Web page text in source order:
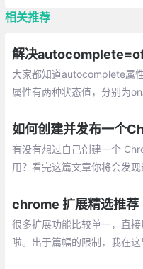
相关推荐
大家都知道autocomplete属
属性有两种状态值，分别为
有没有想过自己创建一个
用？看完这篇文章你将会发
的想法实现为真实的应用，并
eb Store 上发布。
chrome 扩展精选推荐
很多扩展功能比较单一，直
啦。出于篇幅的限制，我在